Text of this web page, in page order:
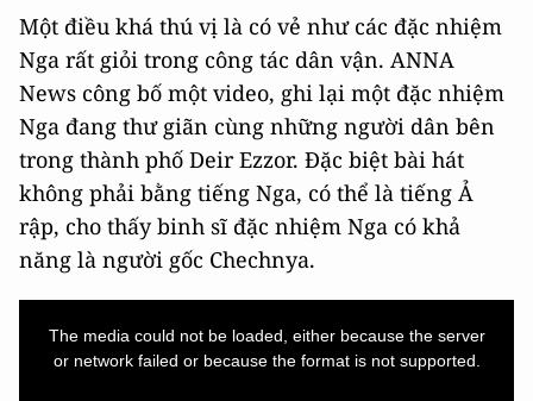
Một điều khá thú vị là có vẻ như các đặc nhiệm
Nga rất giỏi trong công tác dân vận. ANNA
News công bố một video, ghi lại một đặc nhiệm
Nga đang thư giãn cùng những người dân bên
trong thành phố Deir Ezzor. Đặc biệt bài hát
không phải bằng tiếng Nga, có thể là tiếng Ả
rập, cho thấy binh sĩ đặc nhiệm Nga có khả
năng là người gốc Chechnya.
The media could not be loaded, either because the server
or network failed or because the format is not supported.